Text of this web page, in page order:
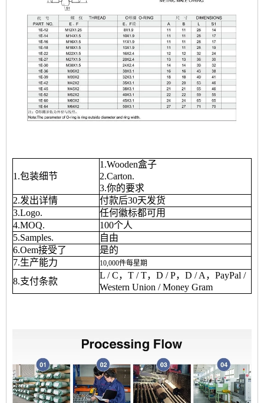
1.包装细节
1.Wooden盒子
2.Carton.
3.你的要求
2.发出详情
付款后30天发货
3.Logo.
任何徽标都可用
4.MOQ.
100个人
5.Samples.
自由
6.Oem接受了
是的
7.生产能力
10,000件每星期
8.支付条款
L / C，T / T，D / P，D / A，PayPal /
Western Union / Money Gram